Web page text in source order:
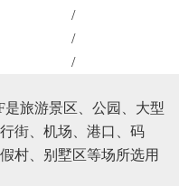
/
/
/
是旅游景区、公园、大型
街、机场、港口、码
村、别墅区等场所选用